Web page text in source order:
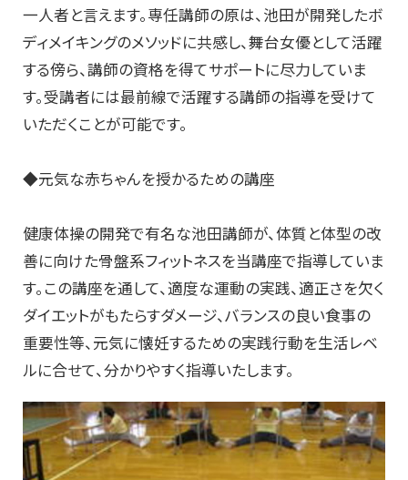
一人者と言えます。専任講師の原は、池田が開発したボ
ディメイキングのメソッドに共感し、舞台女優として活躍
する傍ら、講師の資格を得てサポートに尽力していま
す。受講者には最前線で活躍する講師の指導を受けて
いただくことが可能です。
◆元気な赤ちゃんを授かるための講座
健康体操の開発で有名な池田講師が、体質と体型の改
善に向けた骨盤系フィットネスを当講座で指導していま
す。この講座を通して、適度な運動の実践、適正さを欠く
ダイエットがもたらすダメージ、バランスの良い食事の
重要性等、元気に懐妊するための実践行動を生活レベ
ルに合せて、分かりやすく指導いたします。